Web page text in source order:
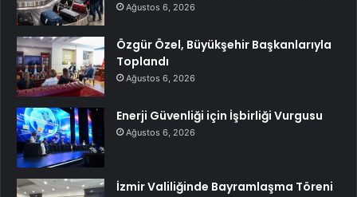
Ağustos 6, 2026
Özgür Özel, Büyükşehir Başkanlarıyla
Toplandı
Ağustos 6, 2026
Enerji Güvenliği için İşbirliği Vurgusu
Ağustos 6, 2026
İzmir Valiliğinde Bayramlaşma Töreni